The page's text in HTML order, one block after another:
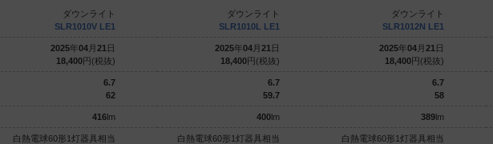
ダウンライト
SLR1010V LE1
2025年04月 21 日
18,400円(税抜)
6.7
62
416lm
白熱電球60形1灯器具相当
ダウンライト
SLR1010L LE1
2025年04月 21 日
18,400円(税抜)
6.7
59.7
400lm
白熱電球60形1灯器具相当
ダウンライト
SLR1012N LE1
2025年04月 21 日
18,400円(税抜)
6.7
58
389lm
白熱電球60形1灯器具相当